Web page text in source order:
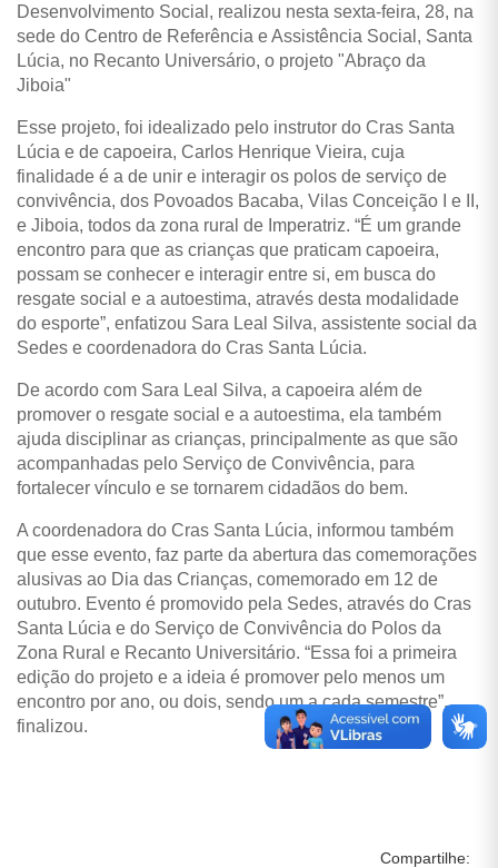
Desenvolvimento Social, realizou nesta sexta-feira, 28, na
sede do Centro de Referência e Assistência Social, Santa
Lúcia, no Recanto Universário, o projeto "Abraço da
Jiboia"
Esse projeto, foi idealizado pelo instrutor do Cras Santa
Lúcia e de capoeira, Carlos Henrique Vieira, cuja
finalidade é a de unir e interagir os polos de serviço de
convivência, dos Povoados Bacaba, Vilas Conceição I e II,
e Jiboia, todos da zona rural de Imperatriz. “É um grande
encontro para que as crianças que praticam capoeira,
possam se conhecer e interagir entre si, em busca do
resgate social e a autoestima, através desta modalidade
do esporte”, enfatizou Sara Leal Silva, assistente social da
Sedes e coordenadora do Cras Santa Lúcia.
De acordo com Sara Leal Silva, a capoeira além de
promover o resgate social e a autoestima, ela também
ajuda disciplinar as crianças, principalmente as que são
acompanhadas pelo Serviço de Convivência, para
fortalecer vínculo e se tornarem cidadãos do bem.
A coordenadora do Cras Santa Lúcia, informou também
que esse evento, faz parte da abertura das comemorações
alusivas ao Dia das Crianças, comemorado em 12 de
outubro. Evento é promovido pela Sedes, através do Cras
Santa Lúcia e do Serviço de Convivência do Polos da
Zona Rural e Recanto Universitário. “Essa foi a primeira
edição do projeto e a ideia é promover pelo menos um
encontro por ano, ou dois, sendo um a cada semestre”,
finalizou.
Compartilhe: